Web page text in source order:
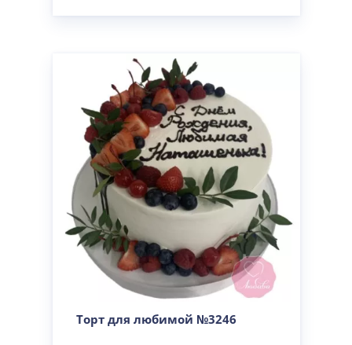
Торт для любимой №3246